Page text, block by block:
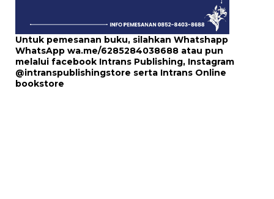
Untuk pemesanan buku, silahkan Whatshapp
WhatsApp wa.me/6285284038688 atau pun
melalui facebook Intrans Publishing, Instagram
@intranspublishingstore serta Intrans Online
bookstore